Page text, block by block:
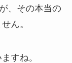
、その本当の
ん。
すね。